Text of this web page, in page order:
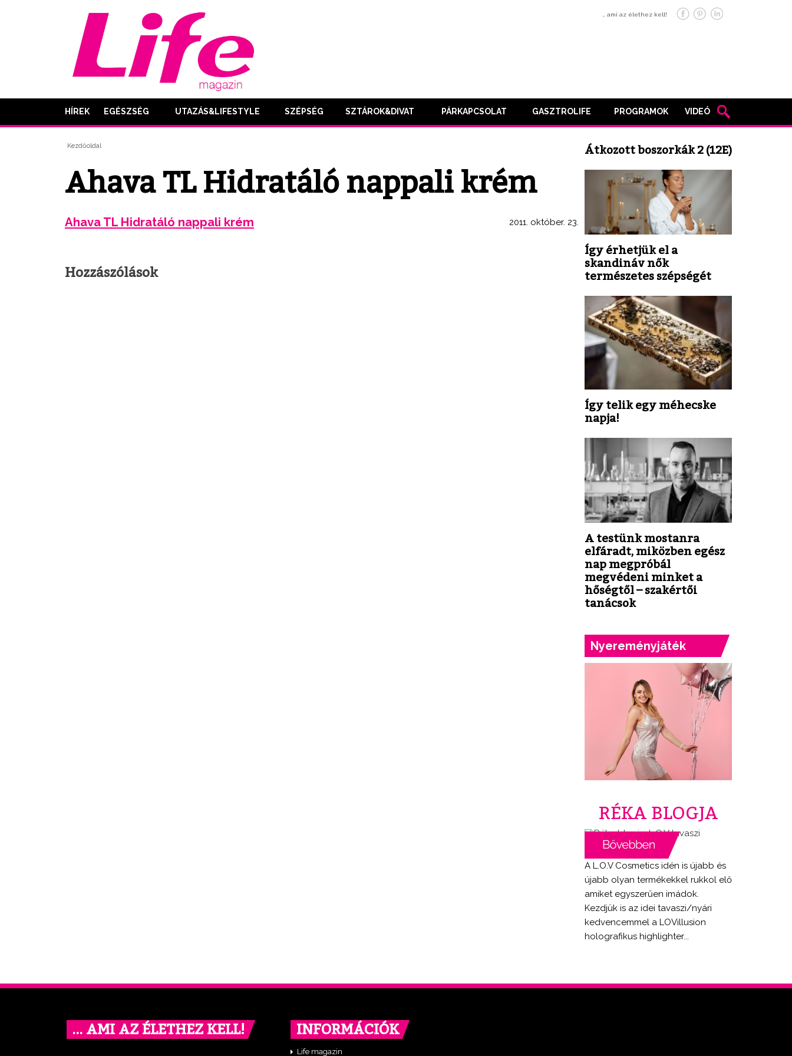
… ami az élethez kell!
HÍREK EGÉSZSÉG UTAZÁS&LIFESTYLE SZÉPSÉG SZTÁROK&DIVAT PÁRKAPCSOLAT GASZTROLIFE PROGRAMOK VIDEÓ
Kezdőoldal
Ahava TL Hidratáló nappali krém
2011. október. 23.
Ahava TL Hidratáló nappali krém
Hozzászólások
Átkozott boszorkák 2 (12E)
Így érhetjük el a
skandináv nők
természetes szépségét
Így telik egy méhecske
napja!
A testünk mostanra
elfáradt, miközben egész
nap megpróbál
megvédeni minket a
hőségtől – szakértői
tanácsok
Nyereményjáték
RÉKA BLOGJA
A L.O.V Cosmetics idén is újabb és
újabb olyan termékekkel rukkol elő
amiket egyszerűen imádok.
Kezdjük is az idei tavaszi/nyári
kedvencemmel a LOVillusion
holografikus highlighter...
… AMI AZ ÉLETHEZ KELL! INFORMÁCIÓK
Life magazin